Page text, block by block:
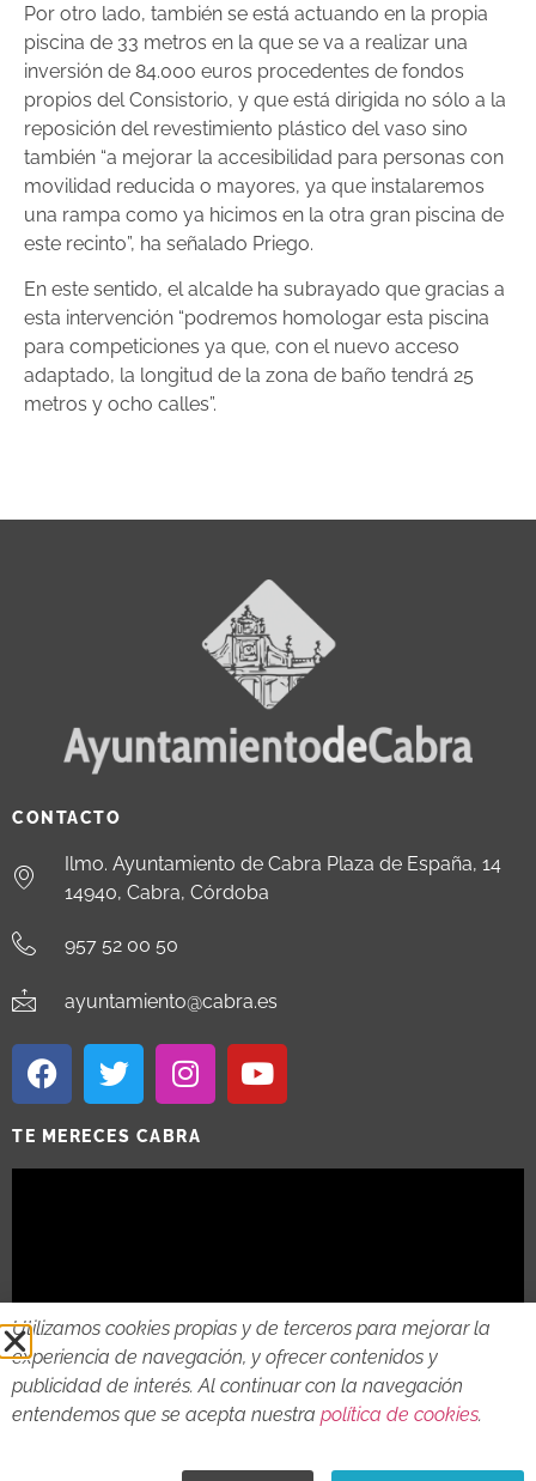
Por otro lado, también se está actuando en la propia
piscina de 33 metros en la que se va a realizar una
inversión de 84.000 euros procedentes de fondos
propios del Consistorio, y que está dirigida no sólo a la
reposición del revestimiento plástico del vaso sino
también “a mejorar la accesibilidad para personas con
movilidad reducida o mayores, ya que instalaremos
una rampa como ya hicimos en la otra gran piscina de
este recinto”, ha señalado Priego.
En este sentido, el alcalde ha subrayado que gracias a
esta intervención “podremos homologar esta piscina
para competiciones ya que, con el nuevo acceso
adaptado, la longitud de la zona de baño tendrá 25
metros y ocho calles”.
CONTACTO
Ilmo. Ayuntamiento de Cabra Plaza de España, 14
14940, Cabra, Córdoba
957 52 00 50
ayuntamiento@cabra.es
TE MERECES CABRA
2018 - 2026 © AYTO DE CABRA AVISO LEGAL
Utilizamos cookies propias y de terceros para mejorar la
experiencia de navegación, y ofrecer contenidos y
publicidad de interés. Al continuar con la navegación
entendemos que se acepta nuestra política de cookies.